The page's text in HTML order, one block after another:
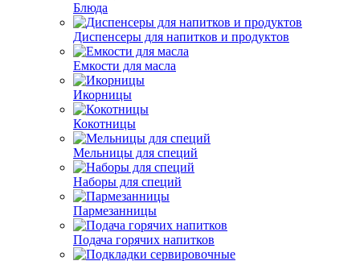
Блюда
Диспенсеры для напитков и продуктов
Емкости для масла
Икорницы
Кокотницы
Мельницы для специй
Наборы для специй
Пармезанницы
Подача горячих напитков